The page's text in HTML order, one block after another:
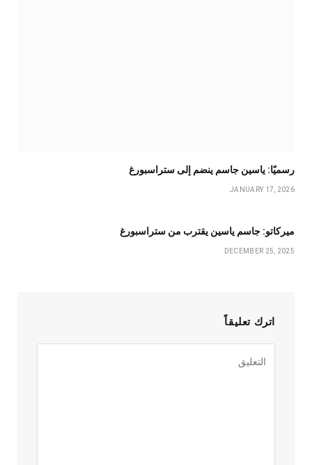
رسميًا: ياسين جاسم ينضم إلى ستراسبورغ
JANUARY 17, 2026
ميركاتو: جاسم ياسين يقترب من ستراسبورغ
DECEMBER 25, 2025
اترك تعليقاً